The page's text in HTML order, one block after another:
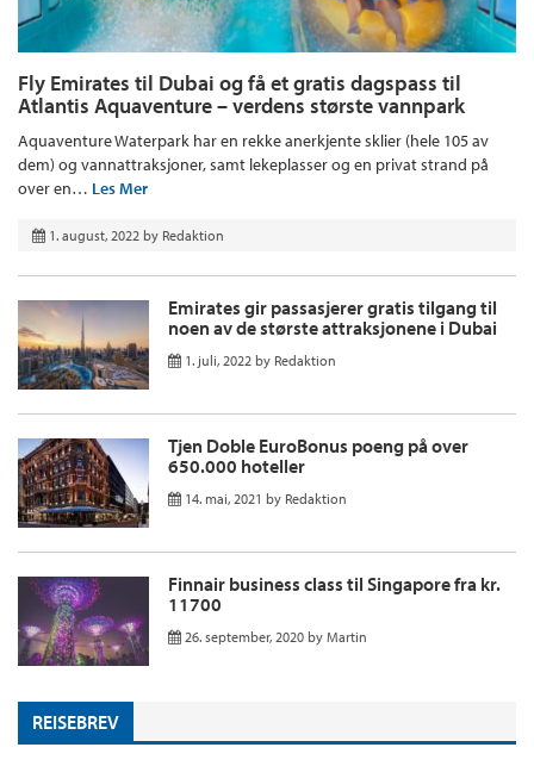
Fly Emirates til Dubai og få et gratis dagspass til
Atlantis Aquaventure – verdens største vannpark
Aquaventure Waterpark har en rekke anerkjente sklier (hele 105 av
dem) og vannattraksjoner, samt lekeplasser og en privat strand på
over en… Les Mer
1. august, 2022 by Redaktion
Emirates gir passasjerer gratis tilgang til
noen av de største attraksjonene i Dubai
1. juli, 2022 by Redaktion
Tjen Doble EuroBonus poeng på over
650.000 hoteller
14. mai, 2021 by Redaktion
Finnair business class til Singapore fra kr.
11700
26. september, 2020 by Martin
REISEBREV